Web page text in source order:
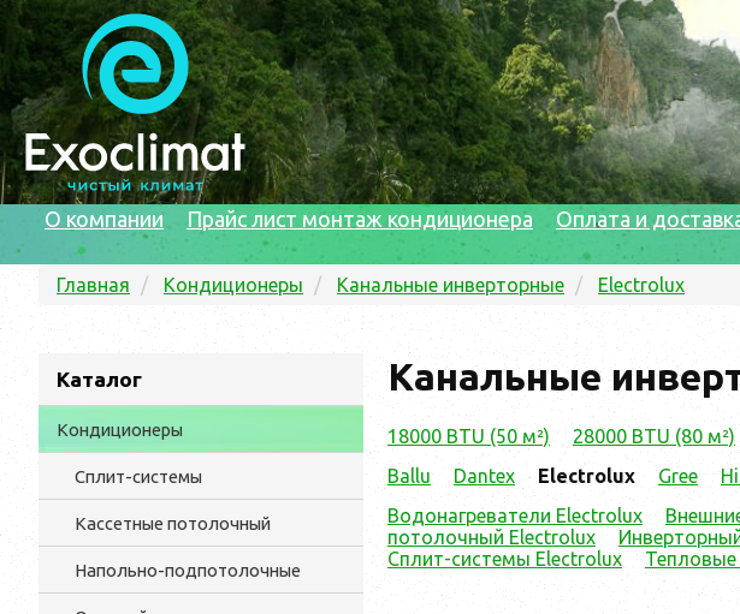
О компании Прайс лист монтаж кондиционера Оплата и
Главная Кондиционеры Канальные инверторные Electrolux
Каталог
Кондиционеры
Сплит-системы
Кассетные потолочный
Напольно-подпотолочные
Канальные
18000 BTU (50 м²) 28000 BTU (80 м²)
Ballu
Dantex Electrolux Gree
Водонагреватели Electrolux
потолочный Electrolux
Сплит-системы Electrolux